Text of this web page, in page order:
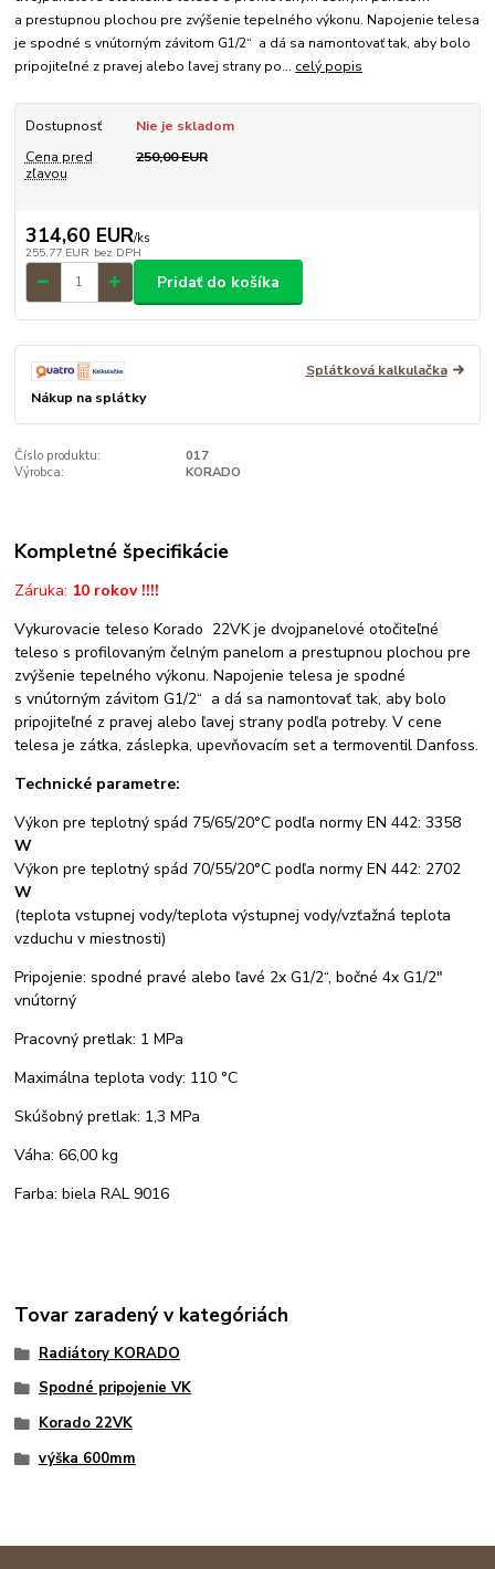
a prestupnou plochou pre zvýšenie tepelného výkonu. Napojenie telesa
je spodné s vnútorným závitom G1/2“ a dá sa namontovať tak, aby bolo
pripojiteľné z pravej alebo ľavej strany po... celý popis
Dostupnosť
Nie je skladom
Cena pred
zľavou
250,00 EUR
314,60 EUR/ks
255,77 EUR bez DPH
Pridať do košíka
Splátková kalkulačka
Nákup na splátky
Číslo produktu:
017
Výrobca:
KORADO
Kompletné špecifikácie
Záruka: 10 rokov !!!!
Vykurovacie teleso Korado 22VK je dvojpanelové otočiteľné
teleso s profilovaným čelným panelom a prestupnou plochou pre
zvýšenie tepelného výkonu. Napojenie telesa je spodné
s vnútorným závitom G1/2“ a dá sa namontovať tak, aby bolo
pripojiteľné z pravej alebo ľavej strany podľa potreby. V cene
telesa je zátka, záslepka, upevňovacím set a termoventil Danfoss.
Technické parametre:
Výkon pre teplotný spád 75/65/20°C podľa normy EN 442: 3358
W
Výkon pre teplotný spád 70/55/20°C podľa normy EN 442: 2702
W
(teplota vstupnej vody/teplota výstupnej vody/vzťažná teplota
vzduchu v miestnosti)
Pripojenie: spodné pravé alebo ľavé 2x G1/2“, bočné 4x G1/2"
vnútorný
Pracovný pretlak: 1 MPa
Maximálna teplota vody: 110 °C
Skúšobný pretlak: 1,3 MPa
Váha: 66,00 kg
Farba: biela RAL 9016
Tovar zaradený v kategóriách
Radiátory KORADO
Spodné pripojenie VK
Korado 22VK
výška 600mm